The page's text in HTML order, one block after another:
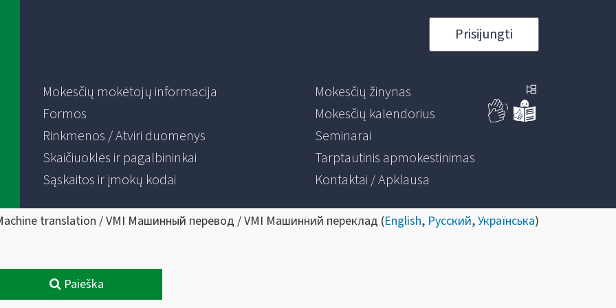
Prisijungti
Mokesčių mokėtojų informacija
Formos
Rinkmenos / Atviri duomenys
Skaičiuoklės ir pagalbininkai
Sąskaitos ir įmokų kodai
Mokesčių žinynas
Mokesčių kalendorius
Seminarai
Tarptautinis apmokestinimas
Kontaktai / Apklausa
translation / VMI Машинный перевод / VMI Машинний переклад (English, Русский,Українська)
Paieška